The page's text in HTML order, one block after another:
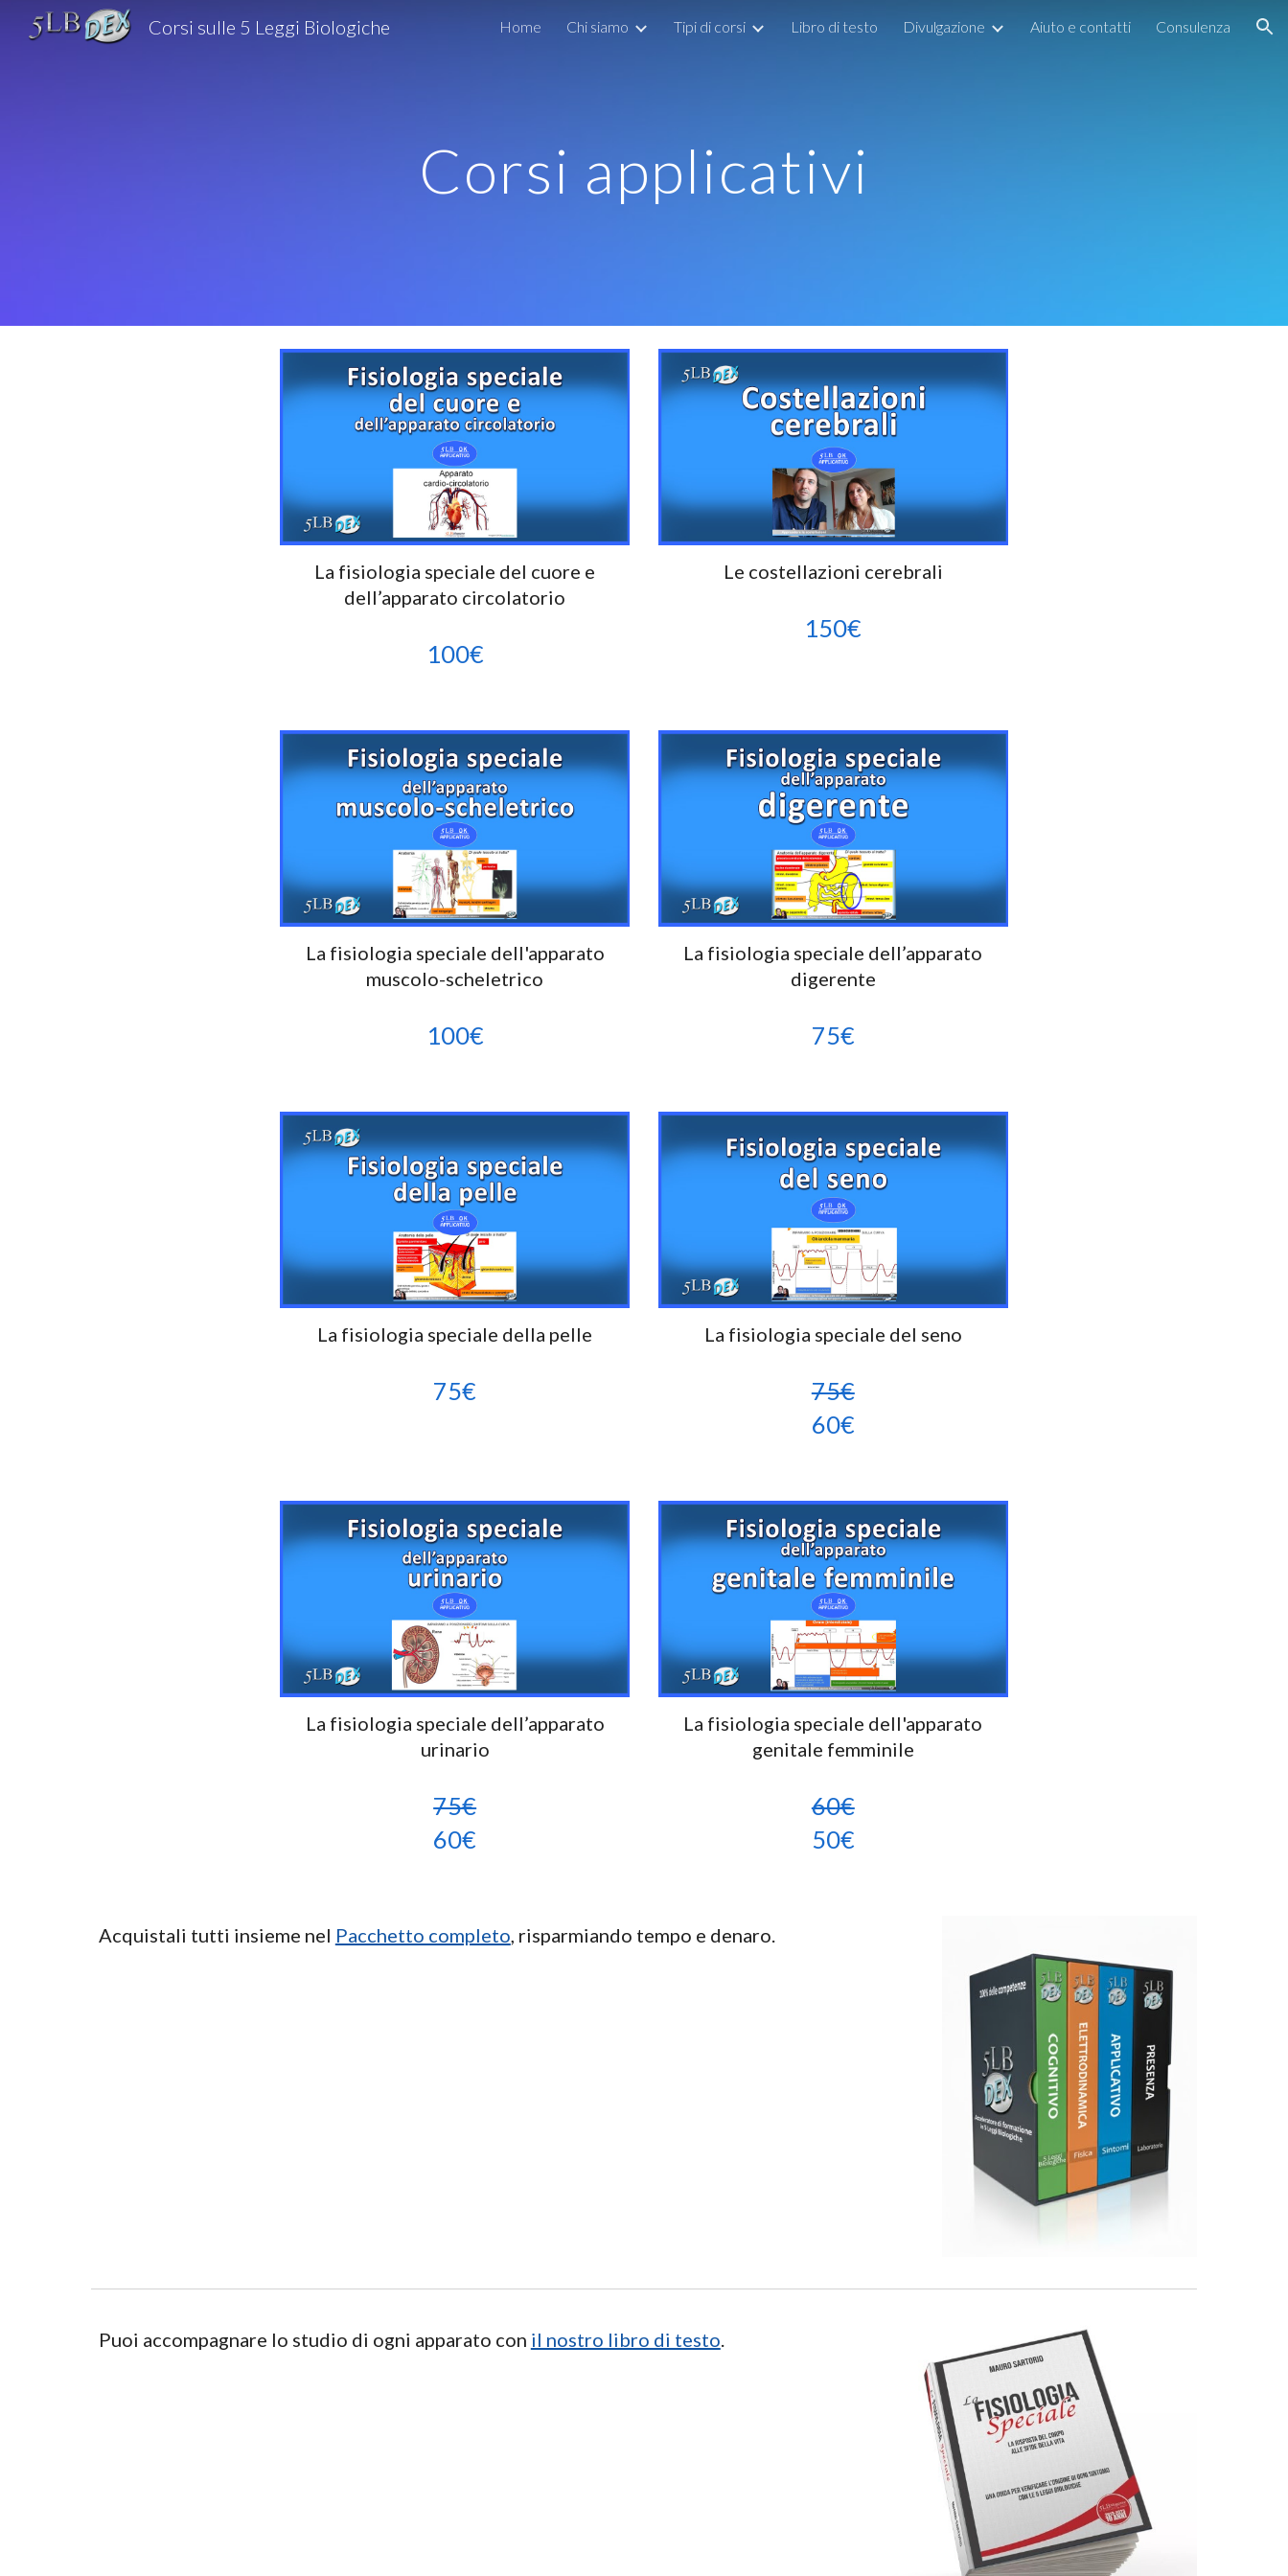
Skip to main content Skip to navigation
Corsi sulle 5 Leggi Biologiche Home Chi siamo Tipi di corsi Libro di testo Divulgazione Aiuto e contatti Consulenza
Corsi applicativi
La fisiologia speciale del cuore e
dell’apparato circolatorio
100€
Le costellazioni cerebrali
150€
La fisiologia speciale dell'apparato
muscolo-scheletrico
100€
La fisiologia speciale dell’apparato
digerente
75€
La fisiologia speciale della pelle
75€
La fisiologia speciale del seno
75€
60€
La fisiologia speciale dell’apparato
urinario
75€
60€
La fisiologia speciale dell'apparato
genitale femminile
60€
50€
Acquistali tutti insieme nel Pacchetto completo, risparmiando tempo e denaro.
Puoi accompagnare lo studio di ogni apparato con il nostro libro di testo.